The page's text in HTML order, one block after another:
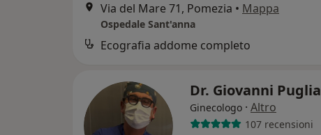
Via del Mare 71, Pomezia • Mappa
Ospedale Sant'anna
Ecografia addome completo
Dr. Giovanni Puglia
Ginecologo · Altro
107 recensioni